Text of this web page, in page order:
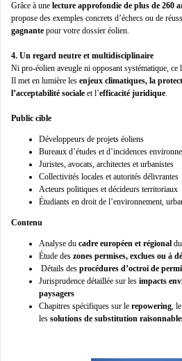
Grâce à une lecture approfondie de plus de 260
propose des exemples concrets d’échecs ou de
gagnante pour votre dossier éolien.
4. Un regard neutre et multidisciplinaire
Ni pro-éolien aveugle ni opposant systématique,
Il met en lumière les enjeux climatiques, la
l’acceptabilité sociale et l’efficacité juridique.
Public cible
Développeurs de projets éoliens
Bureaux d’études et d’incidences
Juristes, avocats, architectes et urbanistes
Collectivités locales et autorités délivrantes
Acteurs politiques et décideurs territoriaux
Étudiants en droit de l’environnement,
Contenu
Analyse du cadre européen et régional
Étude des zones permises, exclues ou à
Détails des procédures d’octroi de
Jurisprudence détaillée sur les impacts
paysagers
Chapitres spécifiques sur le repowering, le
les solutions de substitution